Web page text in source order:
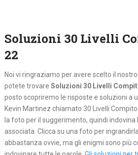
Soluzioni 30 Livelli
22
Noi vi ringraziamo per avere scelto il
potete trovare Soluzioni 30 Livelli
posto scopriremo le risposte e soluzioni a
Kevin Martinez chiamato 30 Livelli
la foto per il suggerimento, quindi
associata. Clicca su una foto per
abbastanza ovvie, ma gli enigmi sono più